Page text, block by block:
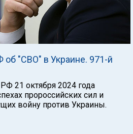
"СВО" в Украине. 971-й
21 октября 2024 года
пророссийских сил и
войну против Украины.